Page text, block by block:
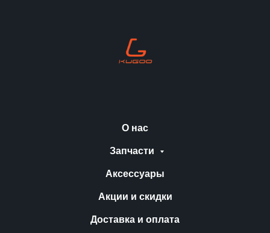
О нас
Запчасти
Аксессуары
Акции и скидки
Доставка и оплата